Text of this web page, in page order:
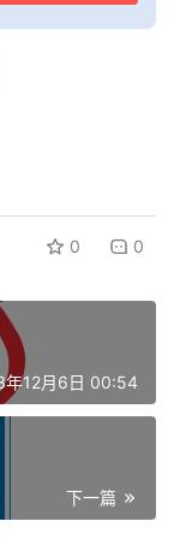
0 0
年12月6日 00:54
下一篇